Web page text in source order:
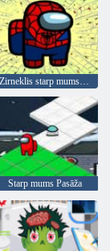
Zirneklis starp mums krāpnieks
Starp mums Pasāža